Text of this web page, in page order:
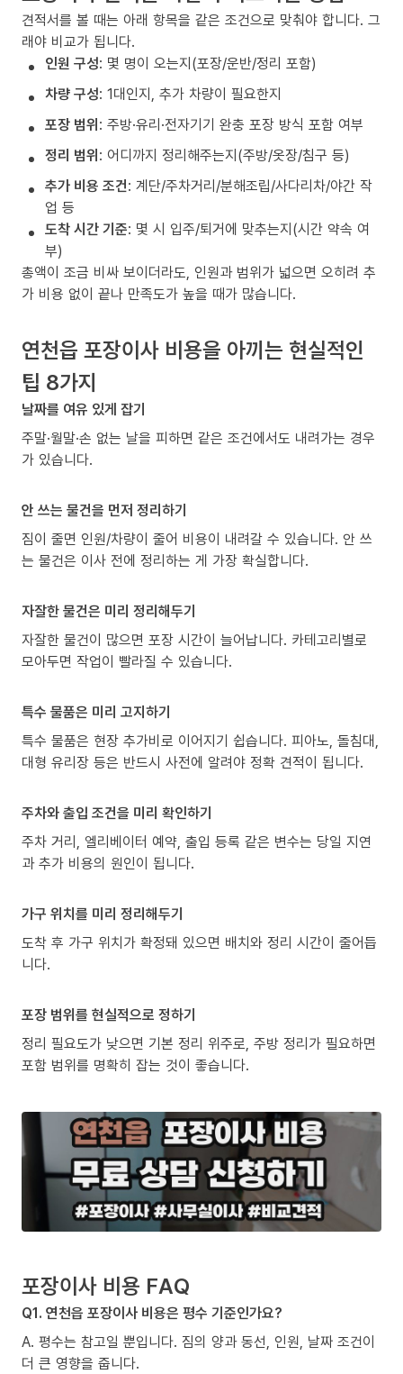
견적서를 볼 때는 아래 항목을 같은 조건으로 맞춰야 합니다. 그
래야 비교가 됩니다.
인원 구성: 몇 명이 오는지(포장/운반/정리 포함)
차량 구성: 1대인지, 추가 차량이 필요한지
포장 범위: 주방·유리·전자기기 완충 포장 방식 포함 여부
정리 범위: 어디까지 정리해주는지(주방/옷장/침구 등)
추가 비용 조건: 계단/주차거리/분해조립/사다리차/야간 작
업 등
도착 시간 기준: 몇 시 입주/퇴거에 맞추는지(시간 약속 여
부)
총액이 조금 비싸 보이더라도, 인원과 범위가 넓으면 오히려 추
가 비용 없이 끝나 만족도가 높을 때가 많습니다.
연천읍 포장이사 비용을 아끼는 현실적인
팁 8가지
날짜를 여유 있게 잡기
주말·월말·손 없는 날을 피하면 같은 조건에서도 내려가는 경우
가 있습니다.
안 쓰는 물건을 먼저 정리하기
짐이 줄면 인원/차량이 줄어 비용이 내려갈 수 있습니다. 안 쓰
는 물건은 이사 전에 정리하는 게 가장 확실합니다.
자잘한 물건은 미리 정리해두기
자잘한 물건이 많으면 포장 시간이 늘어납니다. 카테고리별로
모아두면 작업이 빨라질 수 있습니다.
특수 물품은 미리 고지하기
특수 물품은 현장 추가비로 이어지기 쉽습니다. 피아노, 돌침대,
대형 유리장 등은 반드시 사전에 알려야 정확 견적이 됩니다.
주차와 출입 조건을 미리 확인하기
주차 거리, 엘리베이터 예약, 출입 등록 같은 변수는 당일 지연
과 추가 비용의 원인이 됩니다.
가구 위치를 미리 정리해두기
도착 후 가구 위치가 확정돼 있으면 배치와 정리 시간이 줄어듭
니다.
포장 범위를 현실적으로 정하기
정리 필요도가 낮으면 기본 정리 위주로, 주방 정리가 필요하면
포함 범위를 명확히 잡는 것이 좋습니다.
포장이사 비용 FAQ
Q1. 연천읍 포장이사 비용은 평수 기준인가요?
A. 평수는 참고일 뿐입니다. 짐의 양과 동선, 인원, 날짜 조건이
더 큰 영향을 줍니다.